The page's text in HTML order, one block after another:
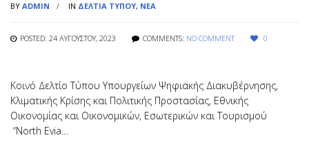
BY ADMIN IN ΔΕΛΤΊΑ ΤΎΠΟΥ, ΝΈΑ
POSTED: 24 ΑΥΓΟΎΣΤΟΥ, 2023 COMMENTS: NO COMMENT 0
Κοινό Δελτίο Τύπου Υπουργείων Ψηφιακής Διακυβέρνησης,
Κλιματικής Κρίσης και Πολιτικής Προστασίας, Εθνικής
Οικονομίας και Οικονομικών, Εσωτερικών και Τουρισμού
“North Evia…